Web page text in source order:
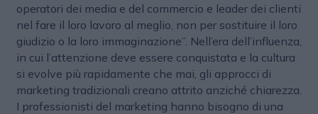
operatori dei media e del commercio e leader dei clienti
nel fare il loro lavoro al meglio, non per sostituire il loro
giudizio o la loro immaginazione”. Nell’era dell’influenza,
in cui l’attenzione deve essere conquistata e la cultura
si evolve più rapidamente che mai, gli approcci di
marketing tradizionali creano attrito anziché chiarezza.
I professionisti del marketing hanno bisogno di una